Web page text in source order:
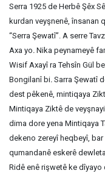
Serra 1925 de Herbê Şêx
kurdan veyşnenê, însanan
“Serra Şewatî”. A serre
Axa yo. Nika peynameyê
Wisif Axayî ra Tehsîn Gül
Bongilanî bi. Sarra Şewatî
dest pêkenê, mintiqaya
Mintiqaya Ziktê de
dima dore yena Mintiqaya
dekeno zereyî heqbeyî,
qumandanê eskerê
Ridê enê rişwetê ke